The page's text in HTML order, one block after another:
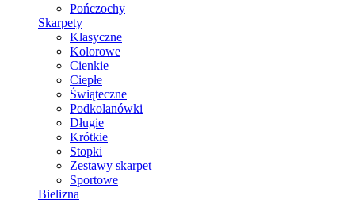
Pończochy
Skarpety
Klasyczne
Kolorowe
Cienkie
Ciepłe
Świąteczne
Podkolanówki
Długie
Krótkie
Stopki
Zestawy skarpet
Sportowe
Bielizna